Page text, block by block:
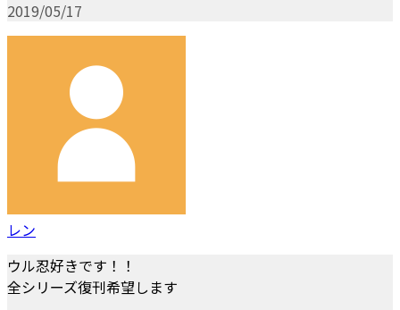
2019/05/17
レン
ウル忍好きです！！
全シリーズ復刊希望します